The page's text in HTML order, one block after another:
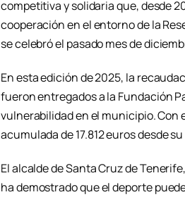
competitiva y solidaria que, desde
cooperación en el entorno de la
se celebró el pasado mes de
En esta edición de 2025, la
fueron entregados a la Fundación
vulnerabilidad en el municipio. Con
acumulada de 17.812 euros desde
El alcalde de Santa Cruz de
ha demostrado que el deporte